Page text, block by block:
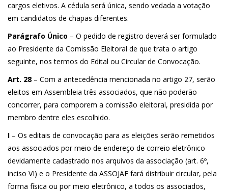
cargos eletivos. A cédula será única, sendo vedada a votação
em candidatos de chapas diferentes.
Parágrafo Único – O pedido de registro deverá ser formulado
ao Presidente da Comissão Eleitoral de que trata o artigo
seguinte, nos termos do Edital ou Circular de Convocação.
Art. 28 – Com a antecedência mencionada no artigo 27, serão
eleitos em Assembleia três associados, que não poderão
concorrer, para comporem a comissão eleitoral, presidida por
membro dentre eles escolhido.
I – Os editais de convocação para as eleições serão remetidos
aos associados por meio de endereço de correio eletrônico
devidamente cadastrado nos arquivos da associação (art. 6º,
inciso VI) e o Presidente da ASSOJAF fará distribuir circular, pela
forma física ou por meio eletrônico, a todos os associados,